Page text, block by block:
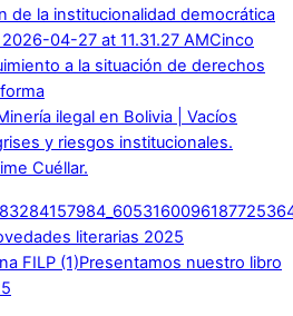
de la institucionalidad democrática
Cinco
a la situación de derechos
ilegal en Bolivia | Vacíos
y riesgos institucionales.
Cuéllar.
literarias 2025
Presentamos nuestro libro